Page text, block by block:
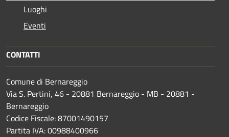
Luoghi
Eventi
CONTATTI
Comune di Bernareggio
Via S. Pertini, 46 - 20881 Bernareggio - MB - 20881 -
Bernareggio
Codice Fiscale: 87001490157
Partita IVA: 00988400966